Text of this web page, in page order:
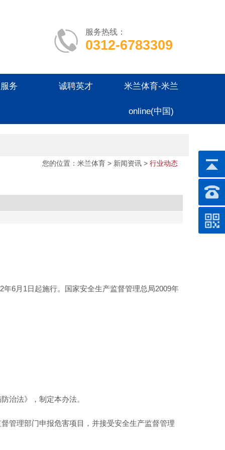
服务热线：
0312-6783309
务 诚聘英才 米兰体育-米兰
online(中国)
您的位置： 米兰体育 > 新闻资讯 > 行业动态
6月1日起施行。国家安全生产监督管理总局2009年
治法》，制定本办法。
管理部门申报危害项目，并接受安全生产监督管理